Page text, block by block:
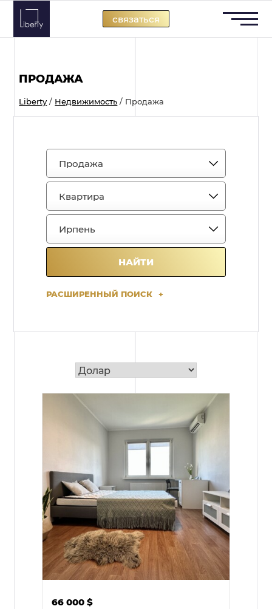
Skip
content
связаться
ПРОДАЖА
Liberty / Недвижимость / Продажа
РАСШИРЕННЫЙ ПОИСК +
66 000$